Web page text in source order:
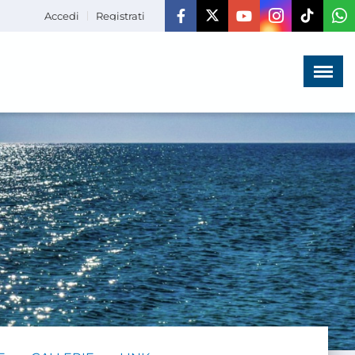
Accedi Registrati
Menù ×
LA VITA
DELL'ASSOCIAZIONE
COMUNICAZIONE,
PROGETTI ED EDITORIA
AMMINISTRAZIONE
TRASPARENTE